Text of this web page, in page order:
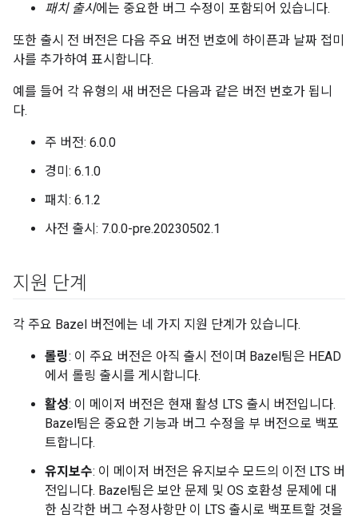
패치 출시에는 중요한 버그 수정이 포함되어 있습니다.
또한 출시 전 버전은 다음 주요 버전 번호에 하이픈과 날짜 접미
사를 추가하여 표시합니다.
예를 들어 각 유형의 새 버전은 다음과 같은 버전 번호가 됩니
다.
주 버전: 6.0.0
경미: 6.1.0
패치: 6.1.2
사전 출시: 7.0.0-pre.20230502.1
지원 단계
각 주요 Bazel 버전에는 네 가지 지원 단계가 있습니다.
롤링: 이 주요 버전은 아직 출시 전이며 Bazel팀은 HEAD
에서 롤링 출시를 게시합니다.
활성: 이 메이저 버전은 현재 활성 LTS 출시 버전입니다.
Bazel팀은 중요한 기능과 버그 수정을 부 버전으로 백포
트합니다.
유지보수: 이 메이저 버전은 유지보수 모드의 이전 LTS 버
전입니다. Bazel팀은 보안 문제 및 OS 호환성 문제에 대
한 심각한 버그 수정사항만 이 LTS 출시로 백포트할 것을